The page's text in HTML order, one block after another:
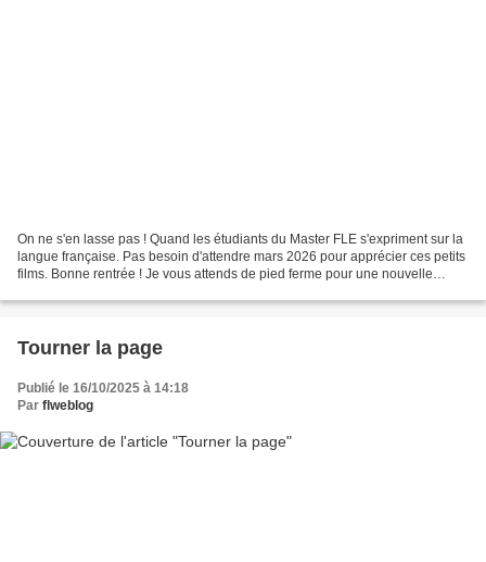
On ne s'en lasse pas ! Quand les étudiants du Master FLE s'expriment sur la
langue française. Pas besoin d'attendre mars 2026 pour apprécier ces petits
films. Bonne rentrée ! Je vous attends de pied ferme pour une nouvelle
Tourner la page
Publié le 16/10/2025 à 14:18
Par flweblog